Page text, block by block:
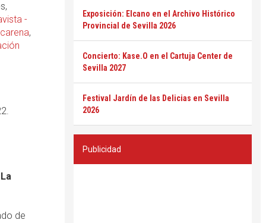
-
,
de
Exposición: Elcano en el Archivo Histórico
Provincial de Sevilla 2026
Concierto: Kase.O en el Cartuja Center de
Sevilla 2027
Festival Jardín de las Delicias en Sevilla
2026
Publicidad